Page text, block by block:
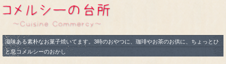
滋味ある素朴なお菓子焼いてます。3時のおやつに、珈琲やお茶のお供に、ちょっとひ
と息コメルシーのおかし